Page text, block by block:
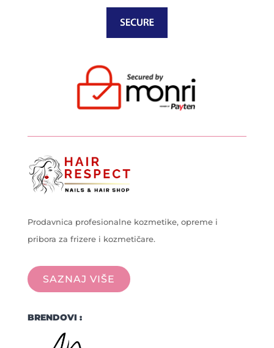
Prodavnica profesionalne kozmetike, opreme i
pribora za frizere i kozmetičare.
SAZNAJ VIŠE
BRENDOVI :